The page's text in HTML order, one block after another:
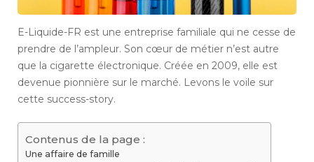
E-Liquide-FR est une entreprise familiale qui ne cesse de
prendre de l’ampleur. Son cœur de métier n’est autre
que la cigarette électronique. Créée en 2009, elle est
devenue pionnière sur le marché. Levons le voile sur
cette success-story.
Contenus de la page :
Une affaire de famille